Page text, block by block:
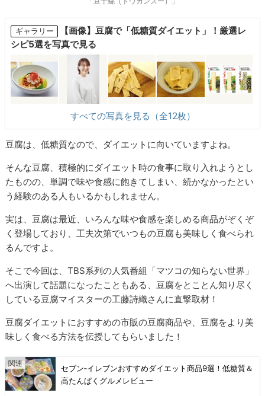
ギャラリー
【画像】豆腐で「低糖質ダイエット」！厳選レ
シピ5選を写真で見る
すべての写真を見る（全12枚）
豆腐は、低糖質なので、ダイエットに向いていますよね。
そんな豆腐、積極的にダイエット時の食事に取り入れようとし
たものの、単調で味や食感に飽きてしまい、続かなかったとい
う経験のある人もいるかもしれません。
実は、豆腐は最近、いろんな味や食感を楽しめる商品がぞくぞ
く登場しており、工夫次第でいつもの豆腐も美味しく食べられ
るんですよ。
そこで今回は、TBS系列の人気番組「マツコの知らない世界」
へ出演して話題になったこともある、豆腐をとことん知り尽く
している豆腐マイスターの工藤詩織さんに直撃取材！
豆腐ダイエットにおすすめの市販の豆腐商品や、豆腐をより美
味しく食べる方法を伝授してもらいました！
セブン‐イレブンおすすめダイエット商品9選！低糖質＆
高たんぱくグルメレビュー